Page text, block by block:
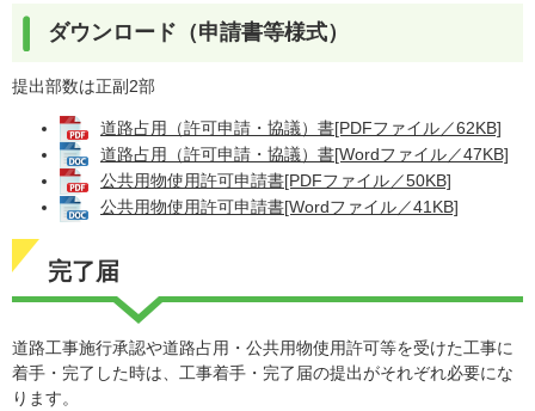
ダウンロード（申請書等様式）
提出部数は正副2部
道路占用（許可申請・協議）書[PDFファイル／62KB]
道路占用（許可申請・協議）書[Wordファイル／47KB]
公共用物使用許可申請書[PDFファイル／50KB]
公共用物使用許可申請書[Wordファイル／41KB]
完了届
道路工事施行承認や道路占用・公共用物使用許可等を受けた工事に
着手・完了した時は、工事着手・完了届の提出がそれぞれ必要にな
ります。